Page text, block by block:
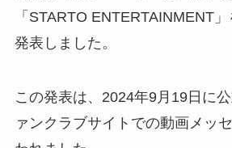
「STARTO ENTERTAINMENT
発表しました。
この発表は、2024年9月19日に
ァンクラブサイトでの動画メッ